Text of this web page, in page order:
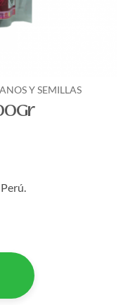
Y SEMILLAS